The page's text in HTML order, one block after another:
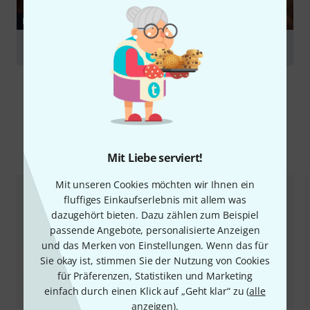
Mit Liebe serviert!
Mit unseren Cookies möchten wir Ihnen ein
fluffiges Einkaufserlebnis mit allem was
dazugehört bieten. Dazu zählen zum Beispiel
passende Angebote, personalisierte Anzeigen
und das Merken von Einstellungen. Wenn das für
Sie okay ist, stimmen Sie der Nutzung von Cookies
für Präferenzen, Statistiken und Marketing
einfach durch einen Klick auf „Geht klar“ zu (alle
anzeigen).
RATGEBER
Orchesterschlagwerk
Alternativen vergleichen